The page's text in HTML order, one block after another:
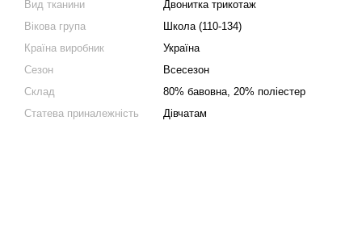
Вид тканини
Двонитка трикотаж
Вікова група
Школа (110-134)
Країна виробник
Україна
Сезон
Всесезон
Склад
80% бавовна, 20% поліестер
Статева приналежність
Дівчатам